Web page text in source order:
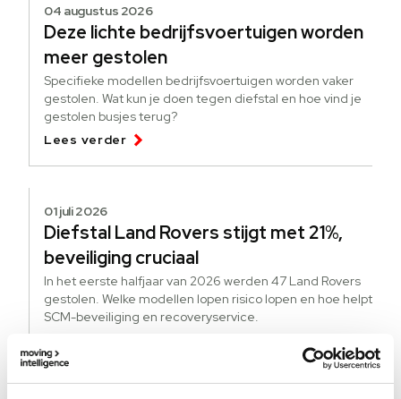
04 augustus 2026
Deze lichte bedrijfsvoertuigen worden
meer gestolen
Specifieke modellen bedrijfsvoertuigen worden vaker
gestolen. Wat kun je doen tegen diefstal en hoe vind je
gestolen busjes terug?
Lees verder
01 juli 2026
Diefstal Land Rovers stijgt met 21%,
beveiliging cruciaal
In het eerste halfjaar van 2026 werden 47 Land Rovers
gestolen. Welke modellen lopen risico lopen en hoe helpt
SCM-beveiliging en recoveryservice.